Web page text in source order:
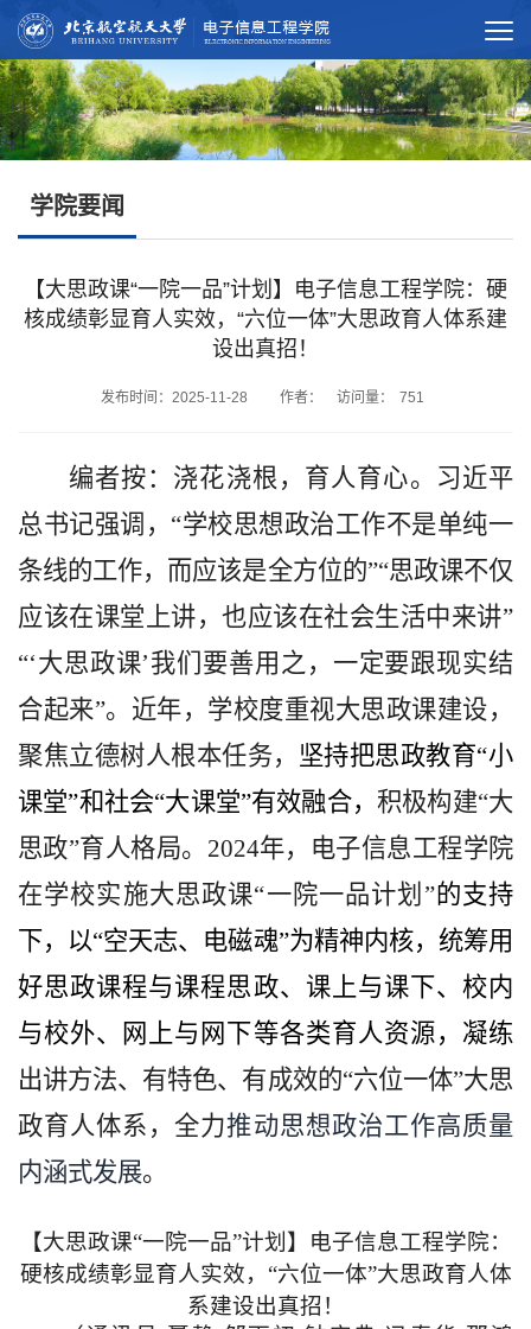
学院要闻
【大思政课“一院一品”计划】电子信息工程学院：硬
核成绩彰显育人实效，“六位一体”大思政育人体系建
设出真招！
发布时间：2025-11-28 作者： 访问量： 751
编者按：浇花浇根，育人育心。习近平
总书记强调，“学校思想政治工作不是单纯一
条线的工作，而应该是全方位的”“思政课不仅
应该在课堂上讲，也应该在社会生活中来讲”
“‘大思政课’我们要善用之，一定要跟现实结
合起来”。近年，学校度重视大思政课建设，
聚焦立德树人根本任务， 坚持把思政教育“小
课堂”和社会“大课堂”有效融合，积极构建“大
思政”育人格局。2024年，电子信息工程学院
在学校实施大思政课“一院一品计划”的支持
下，以“空天志、电磁魂”为精神内核，统筹用
好思政课程与课程思政、课上与课下、校内
与校外、网上与网下等各类育人资源，凝练
出讲方法、有特色、有成效的“六位一体”大思
政育人体系，全力推动思想政治工作高质量
内涵式发展。
【大思政课“一院一品”计划】电子信息工程学院：
硬核成绩彰显育人实效，“六位一体”大思政育人体
系建设出真招！